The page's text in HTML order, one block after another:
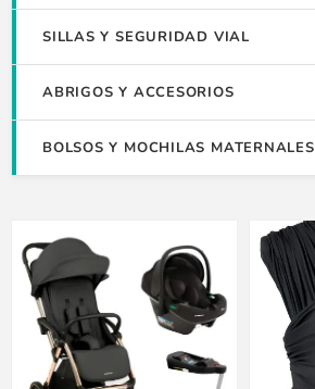
SILLAS Y SEGURIDAD VIAL
ABRIGOS Y ACCESORIOS
BOLSOS Y MOCHILAS MATERNALES